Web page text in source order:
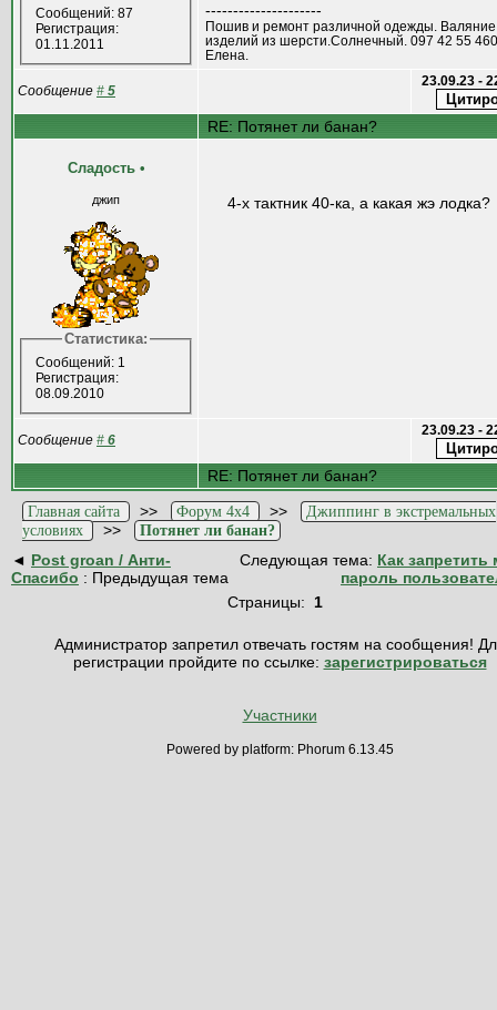
Сообщений: 87
Регистрация:
01.11.2011
---------------------
Пошив и ремонт различной одежды. Валяние
изделий из шерсти.Солнечный. 097 42 55
Елена.
Сообщение # 5
23.09.23 -
RE: Потянет ли банан?
Сладость •
джип
Статистика:
Сообщений: 1
Регистрация:
08.09.2010
4-х тактник 40-ка, а какая жэ лодка?
Сообщение # 6
23.09.23 -
RE: Потянет ли банан?
Главная сайта >> Форум 4x4 >>
Джиппинг в экстремальных
условиях
>> Потянет ли банан?
◄ Post groan / Анти-
Спасибо : Предыдущая тема
Следующая тема: Как запретить
пароль
Страницы: 1
Администратор запретил отвечать гостям на сообщения!
регистрации пройдите по ссылке: зарегистрироваться
Участники
Powered by platform: Phorum 6.13.45